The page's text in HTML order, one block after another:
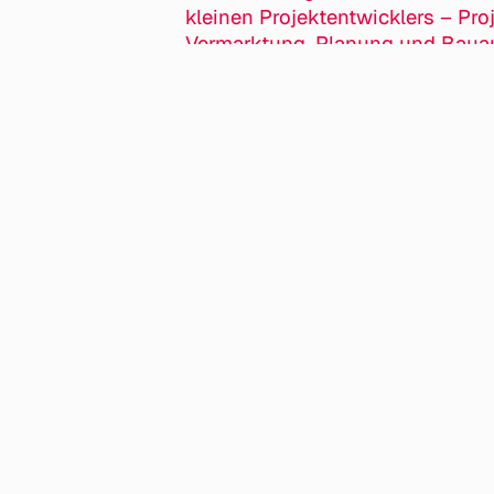
kleinen Projektentwicklers –
Vermarktung, Planung und